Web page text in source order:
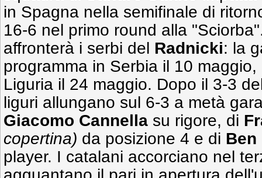
in Spagna nella semifinale di
16-6 nel primo round alla
affronterà i serbi del Radnicki: la
programma in Serbia il 10
Liguria il 24 maggio. Dopo il 3-3
liguri allungano sul 6-3 a metà
Giacomo Cannella su rigore, di
copertina) da posizione 4 e di Ben
player. I catalani accorciano nel